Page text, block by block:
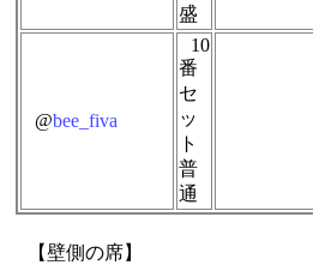
盛
@bee_fiva
10
番
セ
ッ
ト
普
通
【壁側の席】